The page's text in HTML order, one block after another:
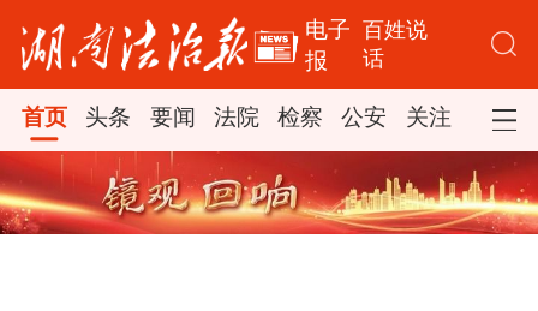
电子
报
百姓说
话
首页 头条 要闻 法院 检察 公安 关注 司法